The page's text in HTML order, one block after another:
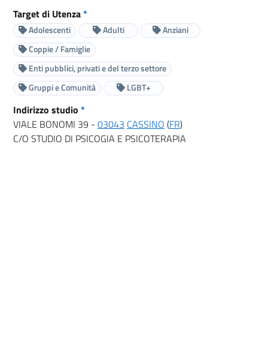
Target di Utenza*
Adolescenti Adulti
Anziani
Coppie / Famiglie
Enti pubblici, privati e del terzo settore
Gruppi e Comunità
LGBT+
Indirizzo studio *
VIALE BONOMI 39 - 03043 CASSINO (FR)
C/O STUDIO DI PSICOGIA E PSICOTERAPIA